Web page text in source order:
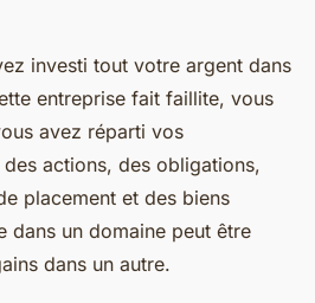
investi tout votre argent dans
entreprise fait faillite, vous
avez réparti vos
actions, des obligations,
placement et des biens
dans un domaine peut être
dans un autre.